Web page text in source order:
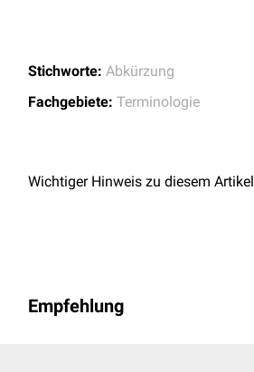
Stichworte: Abkürzung
Fachgebiete: Terminologie
Wichtiger Hinweis zu diesem Artikel
Empfehlung